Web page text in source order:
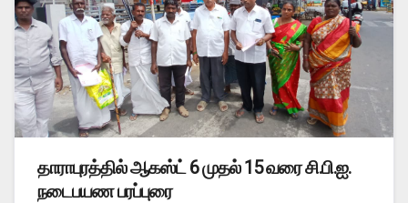
தாராபுரத்தில் ஆகஸ்ட் 6 முதல் 15 வரை சி.பி.ஐ.
நடைபயண பரப்புரை